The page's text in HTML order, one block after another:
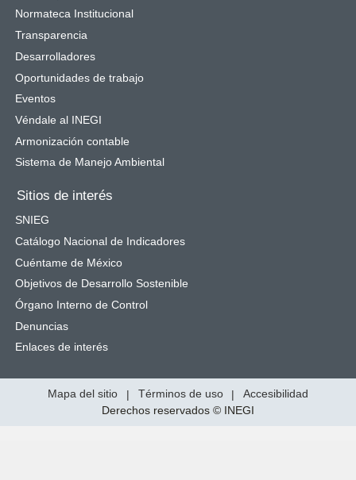
Normateca Institucional
Transparencia
Desarrolladores
Oportunidades de trabajo
Eventos
Véndale al INEGI
Armonización contable
Sistema de Manejo Ambiental
Sitios de interés
SNIEG
Catálogo Nacional de Indicadores
Cuéntame de México
Objetivos de Desarrollo Sostenible
Órgano Interno de Control
Denuncias
Enlaces de interés
Mapa del sitio | Términos de uso |
Accesibilidad
Derechos reservados © INEGI